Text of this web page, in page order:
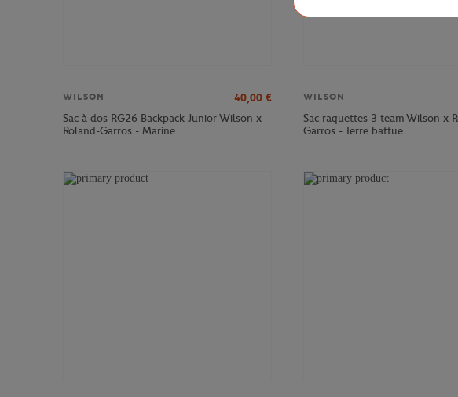
WILSON 40,00 €
Sac à dos RG26 Backpack Junior Wilson x
Roland-Garros - Marine
WILSON
Sac raquettes 3 team Wilson x
Garros - Terre battue